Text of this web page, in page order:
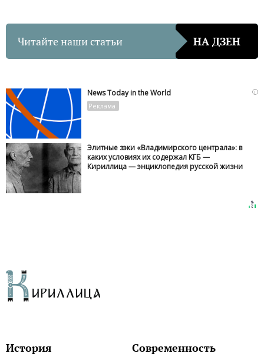
Читайте наши статьи НА ДЗЕН
i
News Today in the World
Элитные зэки «Владимирского централа»: в
каких условиях их содержал КГБ —
Кириллица — энциклопедия русской жизни
История Современность